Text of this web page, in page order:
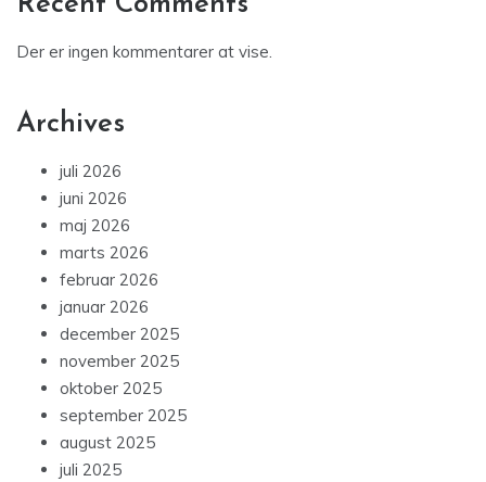
Der er ingen kommentarer at vise.
Archives
juli 2026
juni 2026
maj 2026
marts 2026
februar 2026
januar 2026
december 2025
november 2025
oktober 2025
september 2025
august 2025
juli 2025